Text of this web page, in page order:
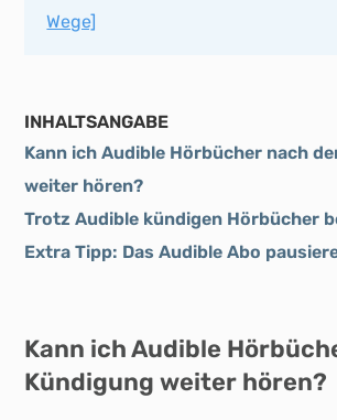
Wege]
INHALTSANGABE
Kann ich Audible Hörbücher nach
weiter hören?
Trotz Audible kündigen Hörbücher
Extra Tipp: Das Audible Abo
Kann ich Audible
Kündigung weiter hören?